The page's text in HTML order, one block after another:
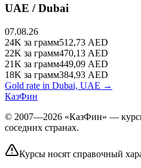
UAE / Dubai
07.08.26
24K за грамм512,73 AED
22K за грамм470,13 AED
21K за грамм449,09 AED
18K за грамм384,93 AED
Gold rate in Dubai, UAE →
КазФин
© 2007—2026 «КазФин» —
соседних странах.
Курсы носят справочный